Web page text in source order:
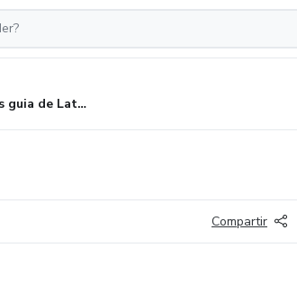
Plantillas guia de Latte Art
Compartir